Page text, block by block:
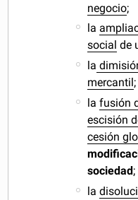
negocio;
la
social de
la
mercantil ;
lafusión
escisión
cesión
sociedad;
la